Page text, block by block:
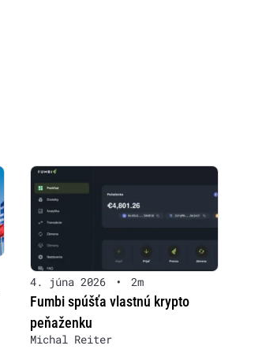
4. júna 2026 • 2m
Fumbi spúšťa vlastnú krypto
peňaženku
Michal Reiter